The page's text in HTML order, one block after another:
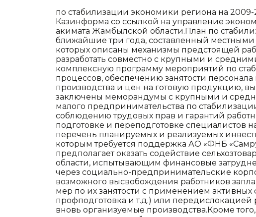
по стабилизации экономики региона на
Казинформа со ссылкой на управление
акимата Жамбылской области.План по
ближайшие три года, составленный местными
которых описаны механизмы предстоящей
разработать совместно с крупными и
комплексную программу мероприятий по
процессов, обеспечению занятости
производства и цен на готовую продукцию,
заключены меморандумы с крупными и
малого предпринимательства по
соблюдению трудовых прав и гарантий
подготовке и переподготовке специалистов
перечень планируемых и реализуемых
которым требуется поддержка АО «ФНБ
предполагает оказать содействие
области, испытывающим финансовые
через социально-предпринимательские
возможного высвобождения работников
мер по их занятости с применением
профподготовка и т.д.) или
вновь организуемые производства.Кроме